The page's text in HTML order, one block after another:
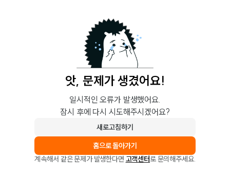
앗, 문제가 생겼어요!
일시적인 오류가 발생했어요.
잠시 후에 다시 시도해주시겠어요?
새로고침하기
홈으로 돌아가기
계속해서 같은 문제가 발생한다면 고객센터로 문의해주세요.